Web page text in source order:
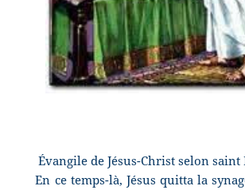
Évangile de Jésus-Christ selon saint
En ce temps-là, Jésus quitta la